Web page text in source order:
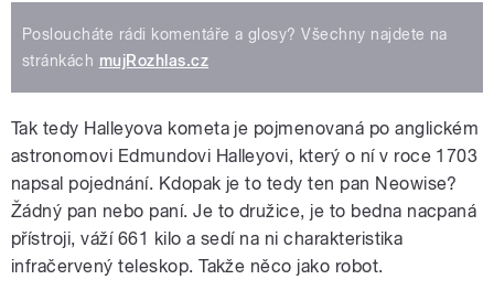
Posloucháte rádi komentáře a glosy? Všechny najdete na
stránkách mujRozhlas.cz
Tak tedy Halleyova kometa je pojmenovaná po anglickém
astronomovi Edmundovi Halleyovi, který o ní v roce 1703
napsal pojednání. Kdopak je to tedy ten pan Neowise?
Žádný pan nebo paní. Je to družice, je to bedna nacpaná
přístroji, váží 661 kilo a sedí na ni charakteristika
infračervený teleskop. Takže něco jako robot.